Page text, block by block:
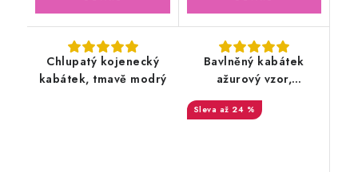
Chlupatý kojenecký
kabátek, tmavě modrý
Bavlněný kabátek
ažurový vzor,
smetanový
až 24 %